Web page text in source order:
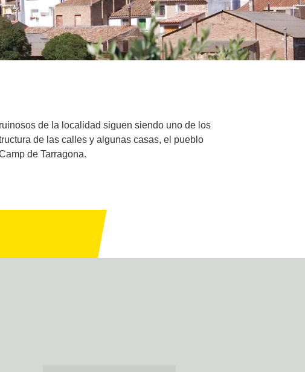
de la localidad siguen siendo uno de los
de las calles y algunas casas, el pueblo
de Tarragona.